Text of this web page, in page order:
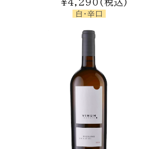
¥4,290(税込)
白・辛口